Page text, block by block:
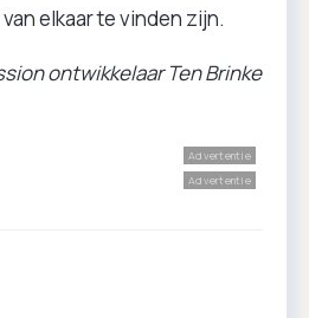
elkaar te vinden zijn.
ontwikkelaar Ten Brinke
Advertentie
Advertentie